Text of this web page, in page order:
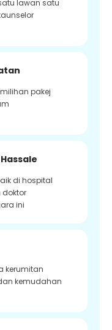
lawan satu
pakej
di hospital
doktor
ini
kerumitan
kemudahan